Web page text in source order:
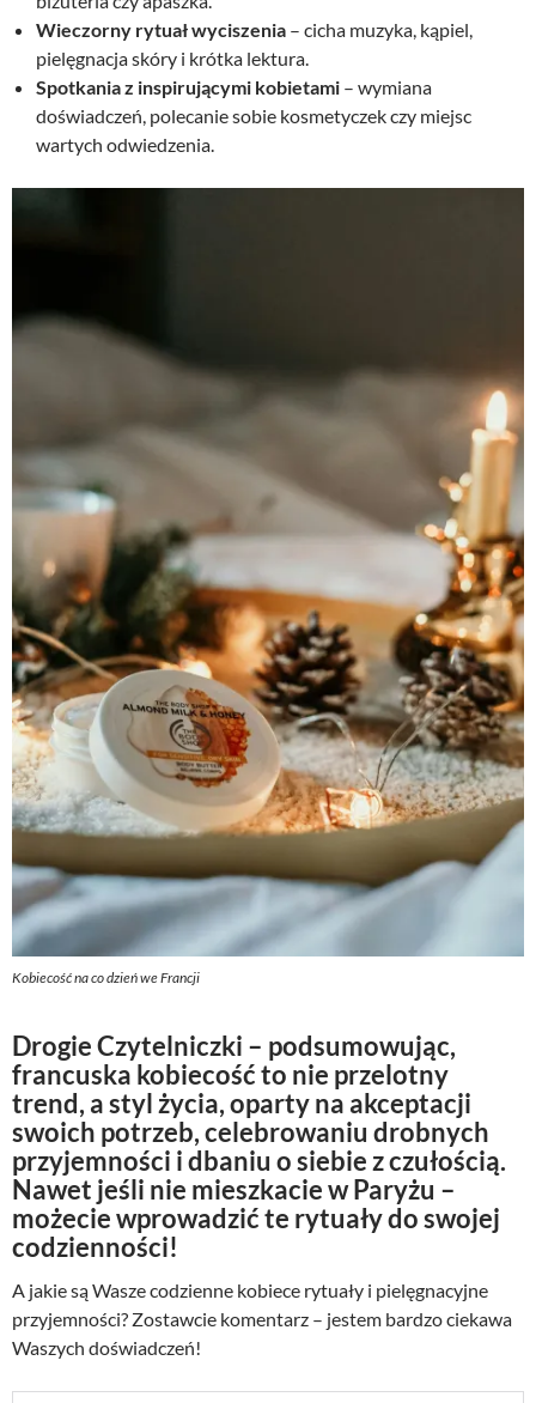
Wieczorny rytuał wyciszenia – cicha muzyka, kąpiel,
pielęgnacja skóry i krótka lektura.
Spotkania z inspirującymi kobietami – wymiana
doświadczeń, polecanie sobie kosmetyczek czy miejsc
wartych odwiedzenia.
Kobiecość na co dzień we Francji
Drogie Czytelniczki – podsumowując,
francuska kobiecość to nie przelotny
trend, a styl życia, oparty na akceptacji
swoich potrzeb, celebrowaniu drobnych
przyjemności i dbaniu o siebie z czułością.
Nawet jeśli nie mieszkacie w Paryżu –
możecie wprowadzić te rytuały do swojej
codzienności!
A jakie są Wasze codzienne kobiece rytuały i pielęgnacyjne
przyjemności? Zostawcie komentarz – jestem bardzo ciekawa
Waszych doświadczeń!